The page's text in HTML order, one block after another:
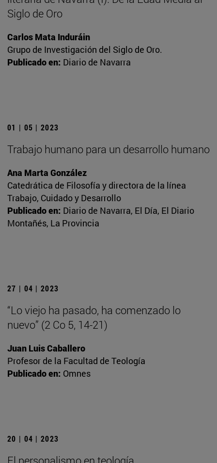
Siglo de Oro
Carlos Mata Induráin
Grupo de Investigación del Siglo de Oro.
Publicado en: Diario de Navarra
01 | 05 | 2023
Trabajo humano para un desarrollo humano
Ana Marta González
Catedrática de Filosofía y directora de la línea
Trabajo, Cuidado y Desarrollo
Publicado en: Diario de Navarra, El Día, El Diario
Montañés, La Provincia
27 | 04 | 2023
“Lo viejo ha pasado, ha comenzado lo
nuevo” (2 Co 5, 14-21)
Juan Luis Caballero
Profesor de la Facultad de Teología
Publicado en: Omnes
20 | 04 | 2023